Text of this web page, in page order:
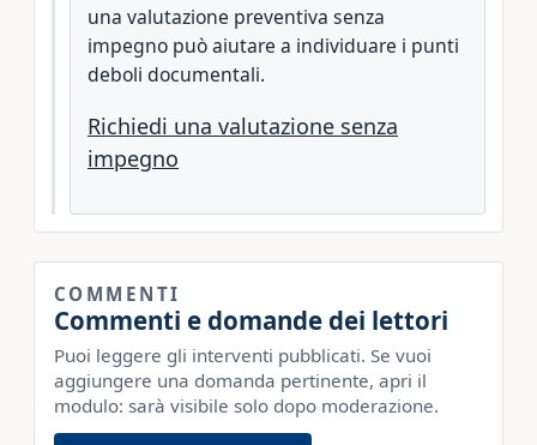
una valutazione preventiva senza
impegno può aiutare a individuare i punti
deboli documentali.
Richiedi una valutazione senza
impegno
COMMENTI
Commenti e domande dei lettori
Puoi leggere gli interventi pubblicati. Se vuoi
aggiungere una domanda pertinente, apri il
modulo: sarà visibile solo dopo moderazione.